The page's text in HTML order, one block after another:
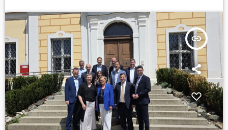
insert_link